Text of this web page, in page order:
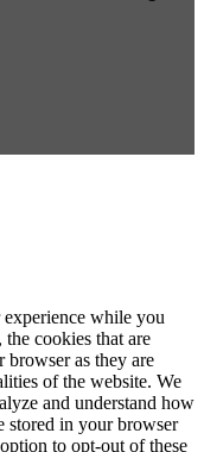
while you
cookies that are
browser as they are
of the website. We
and understand how
stored in your browser
to opt-out of these